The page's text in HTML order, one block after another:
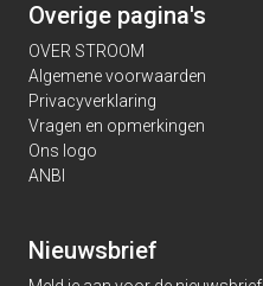
Overige pagina's
OVER STROOM
Algemene voorwaarden
Privacyverklaring
Vragen en opmerkingen
Ons logo
ANBI
Nieuwsbrief